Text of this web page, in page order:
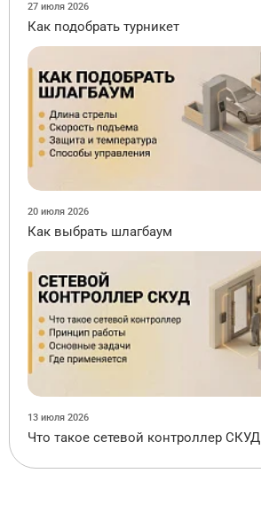
27 июля 2026
Как подобрать турникет
20 июля 2026
Как выбрать шлагбаум
13 июля 2026
Что такое сетевой контроллер СКУД